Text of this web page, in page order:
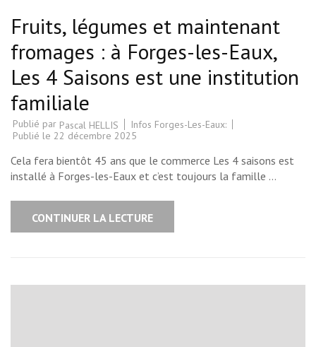
Fruits, légumes et maintenant
fromages : à Forges-les-Eaux,
Les 4 Saisons est une institution
familiale
Publié par Pascal HELLIS
Infos Forges-Les-Eaux:
Publié le 22 décembre 2025
Cela fera bientôt 45 ans que le commerce Les 4 saisons est
installé à Forges-les-Eaux et c’est toujours la famille …
CONTINUER LA LECTURE